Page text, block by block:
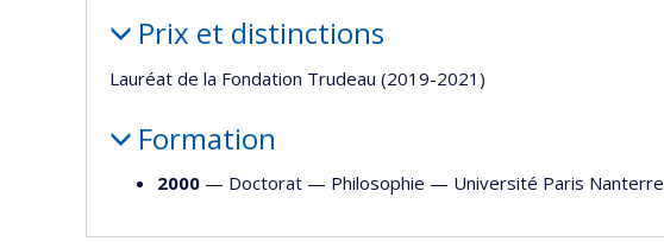
Prix et distinctions
Lauréat de la Fondation Trudeau (2019-2021)
Formation
2000 — Doctorat — Philosophie — Université Paris Nanterre